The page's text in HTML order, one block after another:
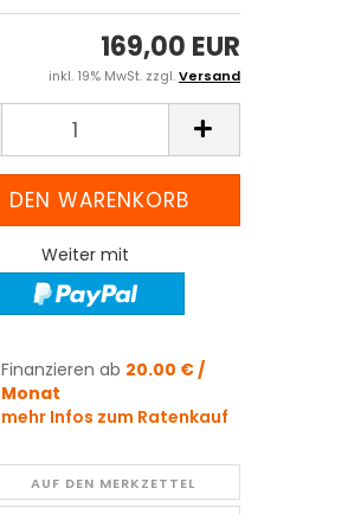
169,00 EUR
inkl. 19% MwSt. zzgl.Versand
Weiter mit
Finanzieren ab 20.00 € /
Monat
mehr Infos zum Ratenkauf
AUF DEN MERKZETTEL